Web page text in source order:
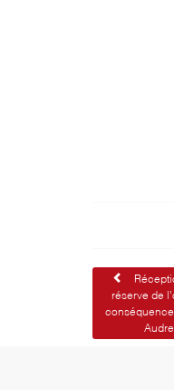
de
l’article
réserve de